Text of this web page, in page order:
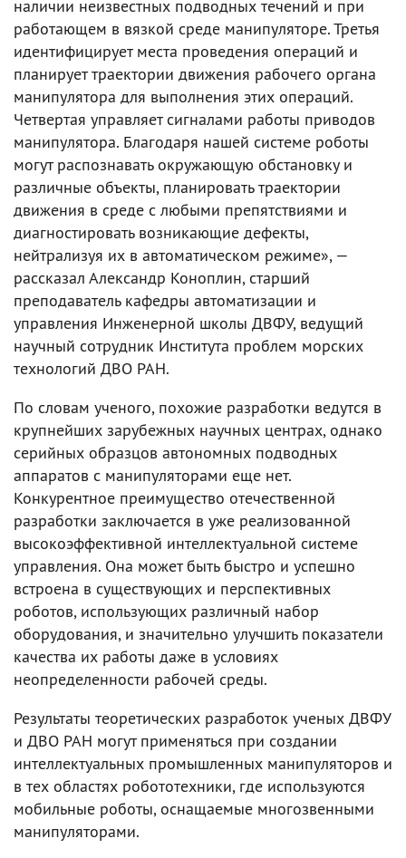
наличии неизвестных подводных течений и при
работающем в вязкой среде манипуляторе. Третья
идентифицирует места проведения операций и
планирует траектории движения рабочего органа
манипулятора для выполнения этих операций.
Четвертая управляет сигналами работы приводов
манипулятора. Благодаря нашей системе роботы
могут распознавать окружающую обстановку и
различные объекты, планировать траектории
движения в среде с любыми препятствиями и
диагностировать возникающие дефекты,
нейтрализуя их в автоматическом режиме», —
рассказал Александр Коноплин, старший
преподаватель кафедры автоматизации и
управления Инженерной школы ДВФУ, ведущий
научный сотрудник Института проблем морских
технологий ДВО РАН.
По словам ученого, похожие разработки ведутся в
крупнейших зарубежных научных центрах, однако
серийных образцов автономных подводных
аппаратов с манипуляторами еще нет.
Конкурентное преимущество отечественной
разработки заключается в уже реализованной
высокоэффективной интеллектуальной системе
управления. Она может быть быстро и успешно
встроена в существующих и перспективных
роботов, использующих различный набор
оборудования, и значительно улучшить показатели
качества их работы даже в условиях
неопределенности рабочей среды.
Результаты теоретических разработок ученых ДВФУ
и ДВО РАН могут применяться при создании
интеллектуальных промышленных манипуляторов и
в тех областях робототехники, где используются
мобильные роботы, оснащаемые многозвенными
манипуляторами.